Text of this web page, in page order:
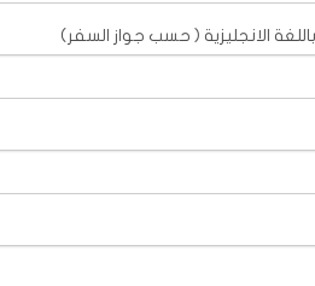
الانجليزية ( حسب جواز السفر)